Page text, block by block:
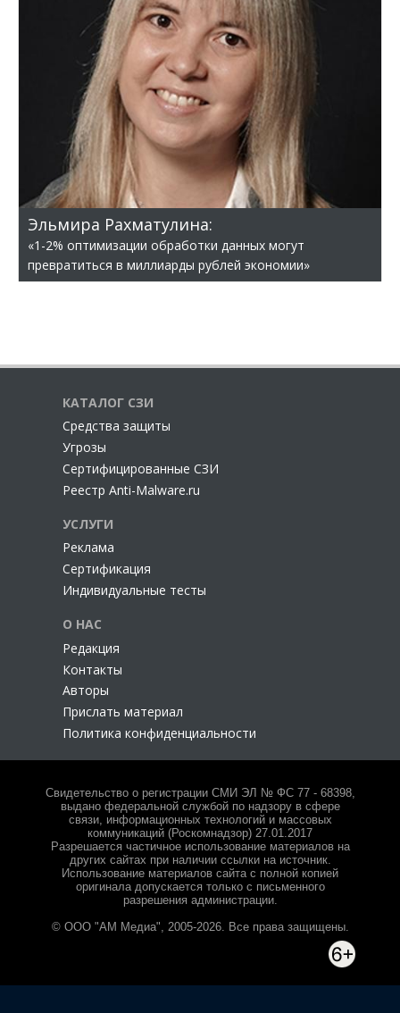
Эльмира Рахматулина:
«1-2% оптимизации обработки данных могут
превратиться в миллиарды рублей экономии»
КАТАЛОГ СЗИ
Cредства защиты
Угрозы
Сертифицированные СЗИ
Реестр Anti-Malware.ru
УСЛУГИ
Реклама
Сертификация
Индивидуальные тесты
О НАС
Редакция
Контакты
Авторы
Прислать материал
Политика конфиденциальности
Свидетельство о регистрации СМИ ЭЛ № ФС 77 - 68398,
выдано федеральной службой по надзору в сфере
связи, информационных технологий и массовых
коммуникаций (Роскомнадзор) 27.01.2017
Разрешается частичное использование материалов на
других сайтах при наличии ссылки на источник.
Использование материалов сайта с полной копией
оригинала допускается только с письменного
разрешения администрации.
© ООО "АМ Медиа", 2005-2026. Все права защищены.